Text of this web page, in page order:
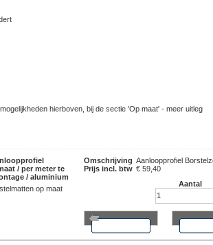
hierboven, bij de sectie 'Op maat' - meer uitleg
/ per meter te
/ aluminium
op maat
Omschrijving Aanloopprofiel
Prijs incl. btw € 59,40
Aantal